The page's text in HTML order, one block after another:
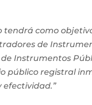
tendrá como
de
Instrumentos
registral
efectividad.”